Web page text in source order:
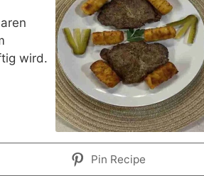
wird.
Pin Recipe